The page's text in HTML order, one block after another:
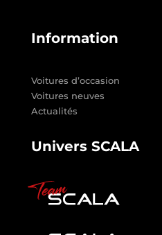
Information
Voitures d’occasion
Voitures neuves
Actualités
Univers SCALA